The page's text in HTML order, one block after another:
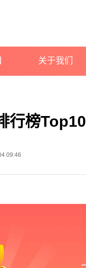
关于我们
行榜Top10
09:46